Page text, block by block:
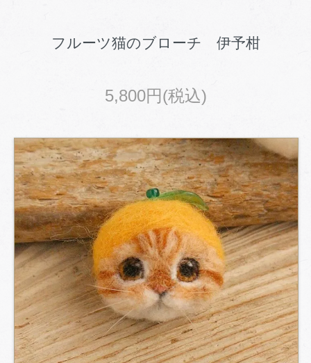
フルーツ猫のブローチ 伊予柑
5,800円(税込)